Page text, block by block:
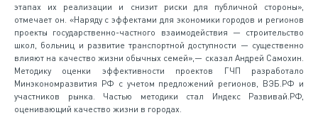
этапах их реализации и снизит риски для публичной стороны»,
отмечает он. «Наряду с эффектами для экономики городов и регионов
проекты государственно-частного взаимодействия — строительство
школ, больниц и развитие транспортной доступности — существенно
влияют на качество жизни обычных семей»,— сказал Андрей Самохин.
Методику оценки эффективности проектов ГЧП разработало
Минэкономразвития РФ с учетом предложений регионов, ВЭБ.РФ и
участников рынка. Частью методики стал Индекс Развивай.РФ,
оценивающий качество жизни в городах.